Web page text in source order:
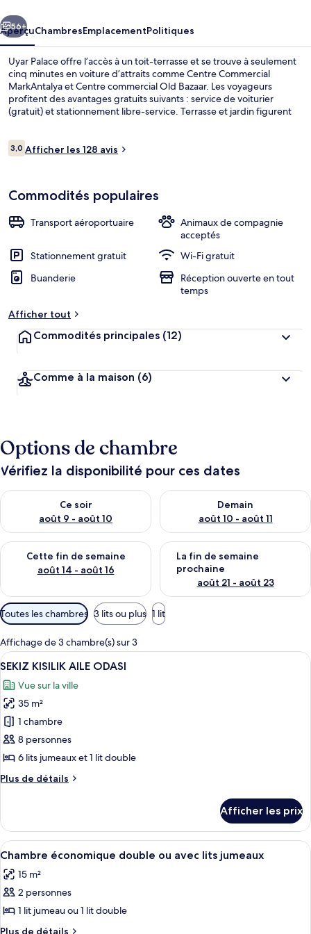
Suivant
56+
AperçuChambresEmplacementPolitiques
Uyar Palace offre l’accès à un toit-terrasse et se trouve à seulement
cinq minutes en voiture d’attraits comme Centre Commercial
MarkAntalya et Centre commercial Old Bazaar. Les voyageurs
profitent des avantages gratuits suivants : service de voiturier
(gratuit) et stationnement libre-service. Terrasse et jardin figurent
Avis
3,03,0 sur 10 –
Afficher les 128 avis
Commodités populaires
Transport aéroportuaire
Animaux de compagnie
acceptés
Stationnement gratuit
Wi-Fi gratuit
Buanderie
Réception ouverte en tout
temps
Afficher tout
Commodités principales (12)
Comme à la maison (6)
Options de chambre
Vérifiez la disponibilité pour ces dates
Ce soir
août 9 - août 10
Vérifier la disponibilité pour ce soir août 9 - août 10
Demain
août 10 - août 11
Vérifier la disponibilité pour
Cette fin de semaine
août 14 - août 16
Vérifier la disponibilité pour cette fin de semaine août 14 -
La fin de semaine
prochaine
août 21 - août 23
Vérifier la disponibilité pour
Filtres
disponibles
pour
les
chambres
Toutes les chambres 3 lits ou plus 1 lit
Affichage de 3 chambre(s) sur 3
Afficher
toutes
les
photos
pour
ce
type
chambre :
AILE
ODASI
Une chambre d’hôtel avec un lit,
20
SEKIZ KISILIK AILE ODASI
Vue sur la ville
35 m²
1 chambre
8 personnes
6 lits jumeaux et 1 lit double
Plus de détails
Plus
SEKIZ
KISILIK
AILE
Afficher les prix
Afficher
toutes
les
photos
pour
ce
Un espace d’accueil comprenant
3
Chambre économique double ou avec lits jumeaux
15 m²
2 personnes
1 lit jumeau ou 1 lit double
Plus de détails
Plus